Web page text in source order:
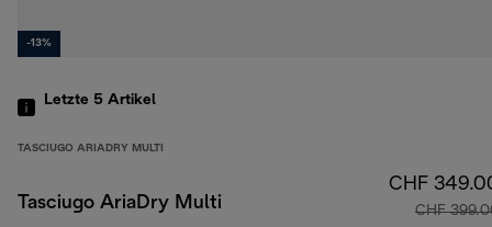
-13%
Letzte 5 Artikel
TASCIUGO ARIADRY MULTI
Tasciugo AriaDry Multi
CHF
CHF